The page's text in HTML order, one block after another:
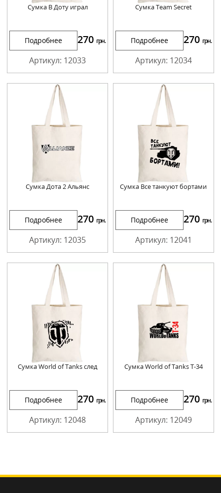
Сумка В Доту играл
Подробнее 270 грн.
Артикул: 12033
Сумка Team Secret
Подробнее 270 грн.
Артикул: 12034
Сумка Дота 2 Альянс
Подробнее 270 грн.
Артикул: 12035
Сумка Все танкуют бортами
Подробнее 270 грн.
Артикул: 12041
Сумка World of Tanks след
Подробнее 270 грн.
Артикул: 12048
Сумка World of Tanks Т-34
Подробнее 270 грн.
Артикул: 12049